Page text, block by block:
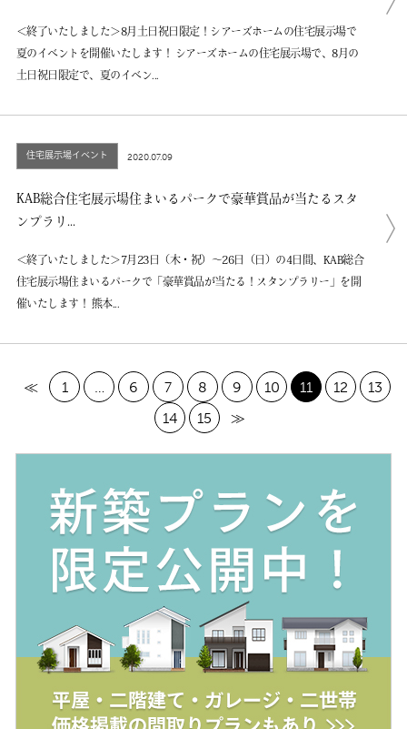
＜終了いたしました＞8月土日祝日限定！シアーズホームの住宅展示場で
夏のイベントを開催いたします！ シアーズホームの住宅展示場で、8月の
土日祝日限定で、夏のイベン...
住宅展示場イベント 2020.07.09
KAB総合住宅展示場住まいるパークで豪華賞品が当たるスタ
ンプラリ...
＜終了いたしました＞7月23日（木・祝）～26日（日）の4日間、KAB総合
住宅展示場住まいるパークで「豪華賞品が当たる！スタンプラリー」を開
催いたします！ 熊本...
≪ 1 … 6 7 8 9 10 11 12
13
14
15 ≫